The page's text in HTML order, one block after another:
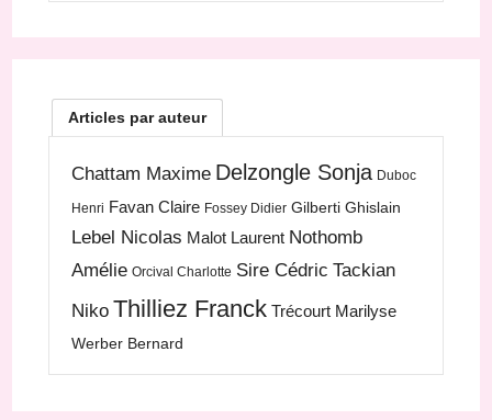
Articles par auteur
Chattam Maxime Delzongle Sonja Duboc
Henri Favan Claire Fossey Didier Gilberti Ghislain
Lebel Nicolas Malot Laurent Nothomb
Amélie Orcival Charlotte Sire Cédric Tackian
Niko Thilliez Franck Trécourt Marilyse
Werber Bernard